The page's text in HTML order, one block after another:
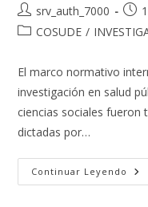
Autor
de
srv_auth_7000
de
Categoría
la
COSUDE /
El marco normativo
investigación en salud
ciencias sociales fueron
dictadas por…
Continuar Leyendo LA